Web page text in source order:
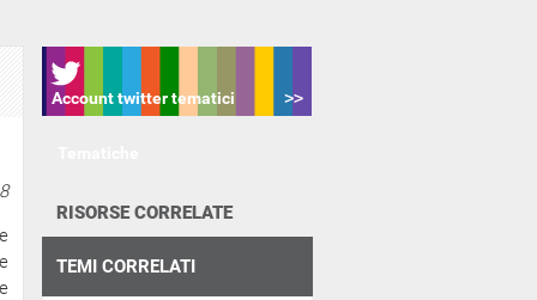
Account twitter tematici
RISORSE CORRELATE
TEMI CORRELATI